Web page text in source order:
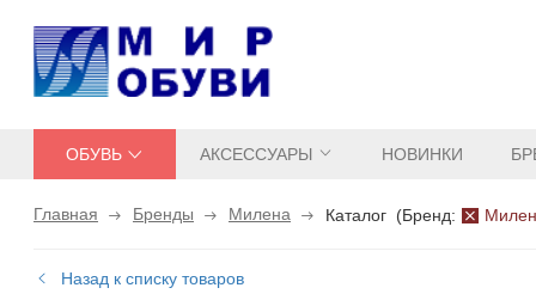
ОБУВЬ АКСЕССУАРЫ НОВИНКИ
Главная Бренды Милена Каталог (Бренд:
Назад к списку товаров